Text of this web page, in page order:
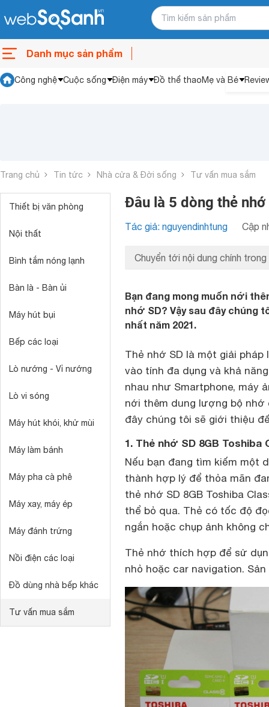
Danh mục sản phẩm
Công nghệ Cuộc sống Điện máy Đồ thể thaoMẹ và Bé
Trang chủ Tin tức Nhà cửa & Đời sống Tư vấn mua sắm
Thiết bị văn phòng
Nội thất
Bình tắm nóng lạnh
Bàn là - Bàn ủi
Máy hút bụi
Bếp các loại
Lò nướng - Vỉ nướng
Lò vi sóng
Máy hút khói, khử mùi
Máy làm bánh
Máy pha cà phê
Máy xay, máy ép
Máy đánh trứng
Nồi điện các loại
Đồ dùng nhà bếp khác
Tư vấn mua sắm
Đâu là 5 dòng thẻ
Tác giả: nguyendinhtung Cập
Chuyển tới nội dung chính trong
Bạn đang mong muốn nới
nhớ SD? Vậy sau đây chúng
nhất năm 2021.
Thẻ nhớ SD là một giải
vào tính đa dụng và khả
nhau như Smartphone, máy
nới thêm dung lượng bộ nhớ
đây chúng tôi sẽ giới thiệu
1. Thẻ nhớ SD 8GB Toshiba
Nếu bạn đang tìm kiếm một
thành hợp lý để thỏa mãn
thẻ nhớ SD 8GB Toshiba
thể bỏ qua. Thẻ có tốc độ
ngắn hoặc chụp ảnh không
Thẻ nhớ thích hợp để sử
nhỏ hoặc car navigation.